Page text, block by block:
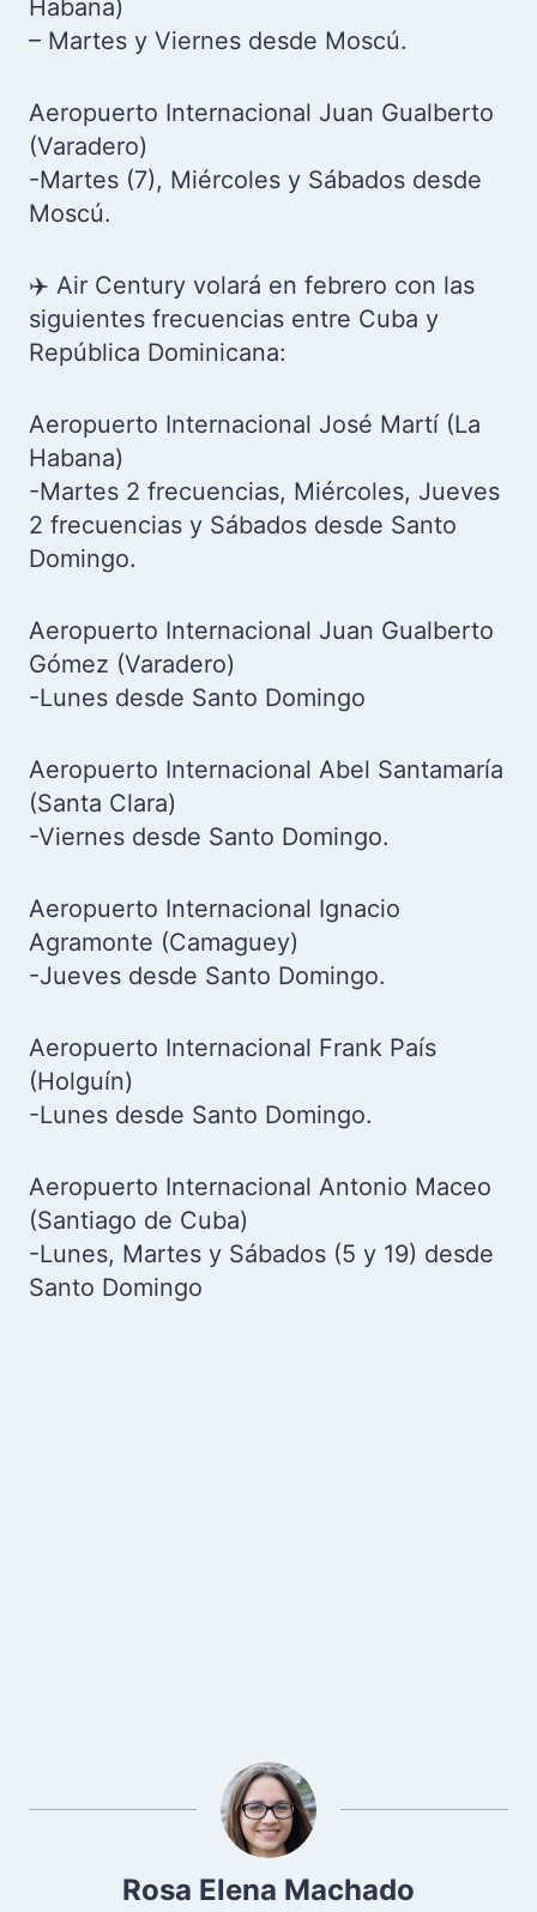
Habana)
– Martes y Viernes desde Moscú.
Aeropuerto Internacional Juan Gualberto
(Varadero)
-Martes (7), Miércoles y Sábados desde
Moscú.
✈️ Air Century volará en febrero con las
siguientes frecuencias entre Cuba y
República Dominicana:
Aeropuerto Internacional José Martí (La
Habana)
-Martes 2 frecuencias, Miércoles, Jueves
2 frecuencias y Sábados desde Santo
Domingo.
Aeropuerto Internacional Juan Gualberto
Gómez (Varadero)
-Lunes desde Santo Domingo
Aeropuerto Internacional Abel Santamaría
(Santa Clara)
-Viernes desde Santo Domingo.
Aeropuerto Internacional Ignacio
Agramonte (Camaguey)
-Jueves desde Santo Domingo.
Aeropuerto Internacional Frank País
(Holguín)
-Lunes desde Santo Domingo.
Aeropuerto Internacional Antonio Maceo
(Santiago de Cuba)
-Lunes, Martes y Sábados (5 y 19) desde
Santo Domingo
Rosa Elena Machado